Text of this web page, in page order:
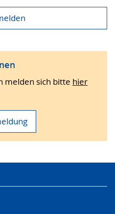
melden sich bitte hier